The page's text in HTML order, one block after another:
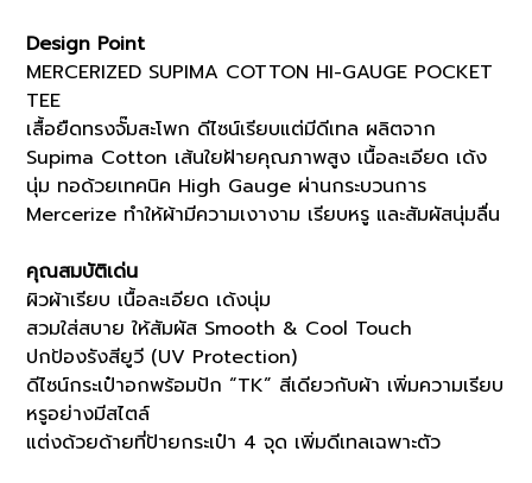
(K8133302)
quantity
Design Point
MERCERIZED SUPIMA COTTON HI-GAUGE POCKET
TEE
เสื้อยืดทรงจั๊มสะโพก ดีไซน์เรียบแต่มีดีเทล ผลิตจาก
Supima Cotton เส้นใยฝ้ายคุณภาพสูง เนื้อละเอียด เด้ง
นุ่ม ทอด้วยเทคนิค High Gauge ผ่านกระบวนการ
Mercerize ทำให้ผ้ามีความเงางาม เรียบหรู และสัมผัสนุ่มลื่น
คุณสมบัติเด่น
ผิวผ้าเรียบ เนื้อละเอียด เด้งนุ่ม
สวมใส่สบาย ให้สัมผัส Smooth & Cool Touch
ปกป้องรังสียูวี (UV Protection)
ดีไซน์กระเป๋าอกพร้อมปัก “TK” สีเดียวกับผ้า เพิ่มความเรียบ
หรูอย่างมีสไตล์
แต่งด้วยด้ายที่ป้ายกระเป๋า 4 จุด เพิ่มดีเทลเฉพาะตัว